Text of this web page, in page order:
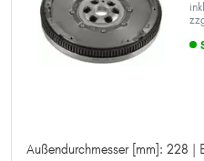
Außendurchmesser [mm]: 228 |
Außendurchmesser [mm]: 228